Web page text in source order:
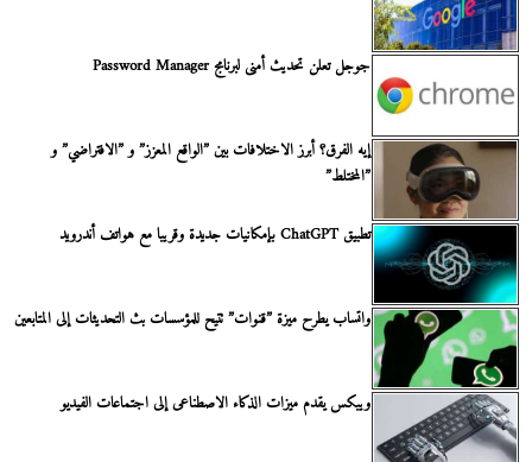
جوجل تعلن تحديث أمنى لبرنامج Password Manager
إيه الفرق؟ أبرز الاختلافات بين ”الواقع المعزز” و ”الافتراضي” و
”المختلط”
تطبيق ChatGPT بإمكانيات جديدة وقريبا مع هواتف أندرويد
واتساب يطرح ميزة ”قنوات” تتيح للمؤسسات بث التحديثات إلى المتابعين
ويبكس يقدم ميزات الذكاء الاصطناعى إلى اجتماعات الفيديو